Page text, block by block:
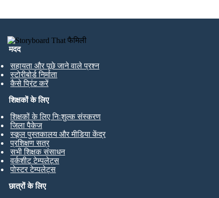
मदद
सहायता और पूछे जाने वाले प्रश्न
स्टोरीबोर्ड निर्माता
कैसे प्रिंट करें
छात्रों के लिए
शिक्षकों के लिए
शिक्षकों के लिए निःशुल्क संस्करण
जिला पैकेज
स्कूल पुस्तकालय और मीडिया केंद्र
प्रशिक्षण सत्र
सभी शिक्षक संसाधन
वर्कशीट टेम्पलेट्स
पोस्टर टेम्पलेट्स